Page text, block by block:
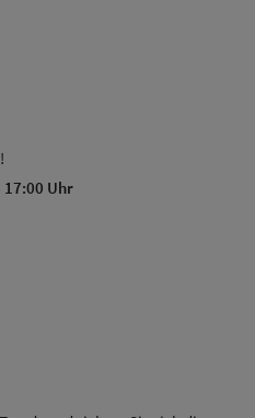
17:00 Uhr